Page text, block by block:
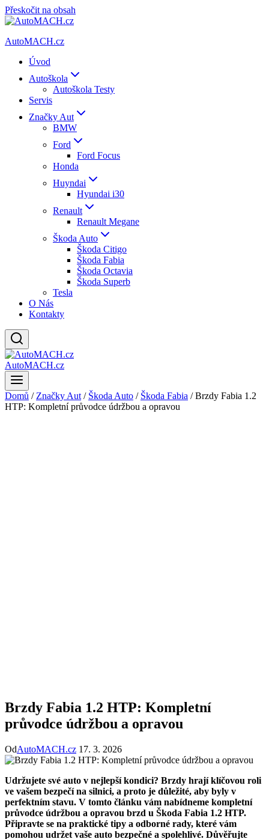
Přeskočit na obsah
AutoMACH.cz
Úvod
Autoškola
Autoškola Testy
Servis
Značky Aut
BMW
Ford
Ford Focus
Honda
Huyndai
Hyundai i30
Renault
Renault Megane
Škoda Auto
Škoda Citigo
Škoda Fabia
Škoda Octavia
Škoda Superb
Tesla
O Nás
Kontakty
AutoMACH.cz
Domů / Značky Aut / Škoda Auto / Škoda Fabia / Brzdy Fabia 1.2
HTP: Kompletní průvodce údržbou a opravou
Brzdy Fabia 1.2 HTP: Kompletní
průvodce údržbou a opravou
OdAutoMACH.cz 17. 3. 2026
Udržujete své auto v nejlepší kondici? Brzdy hrají klíčovou roli
ve vašem bezpečí na silnici, a proto je důležité, aby byly v
perfektním stavu. V tomto článku vám nabídneme kompletní
průvodce údržbou a opravou brzd u Škoda Fabia 1.2 HTP.
Připravte se na praktické tipy a odborné rady, které vám
pomohou udržet vaše auto bezpečné a spolehlivé. Důvěřujte